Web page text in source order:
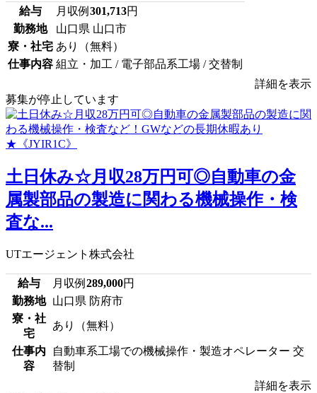
給与 月収例 301,713円
勤務地
山口県 山口市
寮・社宅 あり（無料）
仕事内容 組立・加工 / 電子部品系工場 / 交替制
詳細を表示
募集が停止しています
土日休み☆月収28万円可◎自動車の金
属製部品の製造に関わる機械操作・検
査な...
UTエージェント株式会社
給与 月収例 289,000円
勤務地
山口県 防府市
寮・社
宅
あり（無料）
仕事内
容
自動車系工場での機械操作・製造オペレーター 交
替制
詳細を表示